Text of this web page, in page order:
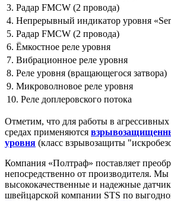
3. Радар FMCW (2 провода)
4. Непрерывный индикатор уровня
5. Радар FMCW (2 провода)
6. Ёмкостное реле уровня
7. Вибрационное реле уровня
8. Реле уровня (вращающегося затвора)
9. Микроволновое реле уровня
10. Реле доплеровского потока
Отметим, что для работы в
средах применяются
уровня (класс взрывозащиты
Компания «Полтраф» поставляет
непосредственно от производителя.
высококачественные и надежные
швейцарской компании STS по